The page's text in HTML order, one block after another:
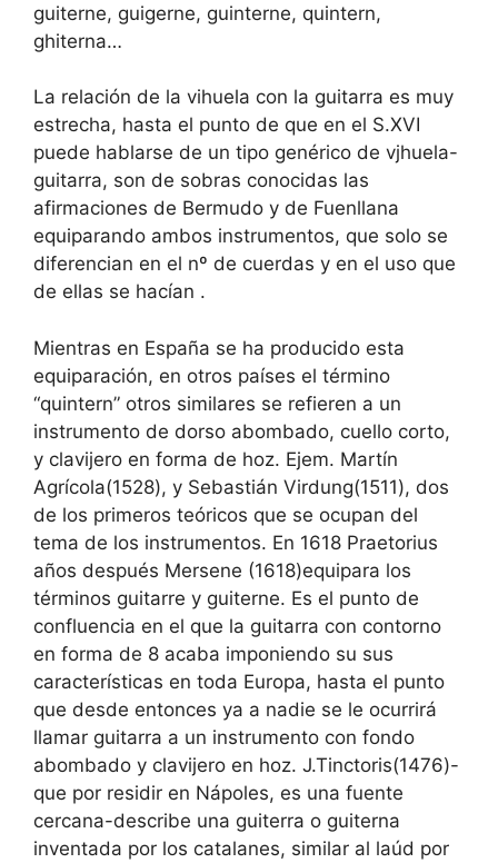
guiterne, guigerne, guinterne, quintern,
ghiterna…
La relación de la vihuela con la guitarra es muy
estrecha, hasta el punto de que en el S.XVI
puede hablarse de un tipo genérico de vjhuela-
guitarra, son de sobras conocidas las
afirmaciones de Bermudo y de Fuenllana
equiparando ambos instrumentos, que solo se
diferencian en el nº de cuerdas y en el uso que
de ellas se hacían .
Mientras en España se ha producido esta
equiparación, en otros países el término
“quintern” otros similares se refieren a un
instrumento de dorso abombado, cuello corto,
y clavijero en forma de hoz. Ejem. Martín
Agrícola(1528), y Sebastián Virdung(1511), dos
de los primeros teóricos que se ocupan del
tema de los instrumentos. En 1618 Praetorius
años después Mersene (1618)equipara los
términos guitarre y guiterne. Es el punto de
confluencia en el que la guitarra con contorno
en forma de 8 acaba imponiendo su sus
características en toda Europa, hasta el punto
que desde entonces ya a nadie se le ocurrirá
llamar guitarra a un instrumento con fondo
abombado y clavijero en hoz. J.Tinctoris(1476)-
que por residir en Nápoles, es una fuente
cercana-describe una guiterra o guiterna
inventada por los catalanes, similar al laúd por